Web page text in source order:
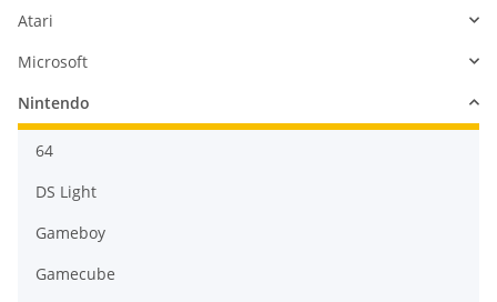
Atari
Microsoft
Nintendo
64
DS Light
Gameboy
Gamecube